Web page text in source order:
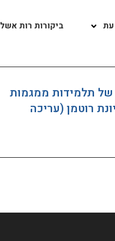
עת ביקורות רות אשל
של תלמידות ממגמות
רוטמן (עריכה